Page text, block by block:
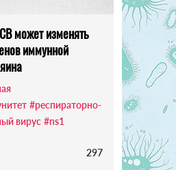
может изменять
иммунной
#респираторно-
вирус #ns1
297